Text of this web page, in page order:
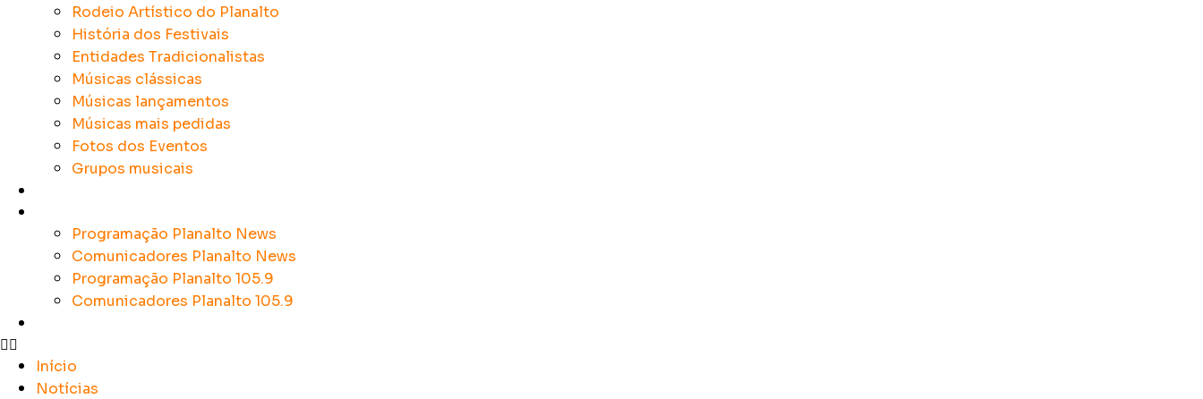
Rodeio Artístico do Planalto
História dos Festivais
Entidades Tradicionalistas
Músicas clássicas
Músicas lançamentos
Músicas mais pedidas
Fotos dos Eventos
Grupos musicais
Programação Planalto News
Comunicadores Planalto News
Programação Planalto 105.9
Comunicadores Planalto 105.9
Início
Notícias